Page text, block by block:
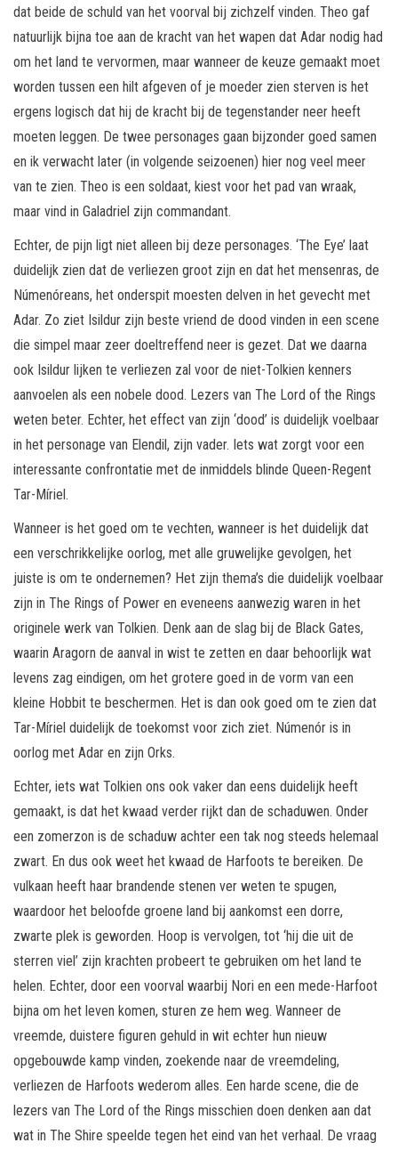
dat beide de schuld van het voorval bij zichzelf vinden. Theo gaf
natuurlijk bijna toe aan de kracht van het wapen dat Adar nodig had
om het land te vervormen, maar wanneer de keuze gemaakt moet
worden tussen een hilt afgeven of je moeder zien sterven is het
ergens logisch dat hij de kracht bij de tegenstander neer heeft
moeten leggen. De twee personages gaan bijzonder goed samen
en ik verwacht later (in volgende seizoenen) hier nog veel meer
van te zien. Theo is een soldaat, kiest voor het pad van wraak,
maar vind in Galadriel zijn commandant.
Echter, de pijn ligt niet alleen bij deze personages. ‘The Eye’ laat
duidelijk zien dat de verliezen groot zijn en dat het mensenras, de
Númenóreans, het onderspit moesten delven in het gevecht met
Adar. Zo ziet Isildur zijn beste vriend de dood vinden in een scene
die simpel maar zeer doeltreffend neer is gezet. Dat we daarna
ook Isildur lijken te verliezen zal voor de niet-Tolkien kenners
aanvoelen als een nobele dood. Lezers van The Lord of the Rings
weten beter. Echter, het effect van zijn ‘dood’ is duidelijk voelbaar
in het personage van Elendil, zijn vader. Iets wat zorgt voor een
interessante confrontatie met de inmiddels blinde Queen-Regent
Tar-Míriel.
Wanneer is het goed om te vechten, wanneer is het duidelijk dat
een verschrikkelijke oorlog, met alle gruwelijke gevolgen, het
juiste is om te ondernemen? Het zijn thema’s die duidelijk voelbaar
zijn in The Rings of Power en eveneens aanwezig waren in het
originele werk van Tolkien. Denk aan de slag bij de Black Gates,
waarin Aragorn de aanval in wist te zetten en daar behoorlijk wat
levens zag eindigen, om het grotere goed in de vorm van een
kleine Hobbit te beschermen. Het is dan ook goed om te zien dat
Tar-Míriel duidelijk de toekomst voor zich ziet. Númenór is in
oorlog met Adar en zijn Orks.
Echter, iets wat Tolkien ons ook vaker dan eens duidelijk heeft
gemaakt, is dat het kwaad verder rijkt dan de schaduwen. Onder
een zomerzon is de schaduw achter een tak nog steeds helemaal
zwart. En dus ook weet het kwaad de Harfoots te bereiken. De
vulkaan heeft haar brandende stenen ver weten te spugen,
waardoor het beloofde groene land bij aankomst een dorre,
zwarte plek is geworden. Hoop is vervolgen, tot ‘hij die uit de
sterren viel’ zijn krachten probeert te gebruiken om het land te
helen. Echter, door een voorval waarbij Nori en een mede-Harfoot
bijna om het leven komen, sturen ze hem weg. Wanneer de
vreemde, duistere figuren gehuld in wit echter hun nieuw
opgebouwde kamp vinden, zoekende naar de vreemdeling,
verliezen de Harfoots wederom alles. Een harde scene, die de
lezers van The Lord of the Rings misschien doen denken aan dat
wat in The Shire speelde tegen het eind van het verhaal. De vraag